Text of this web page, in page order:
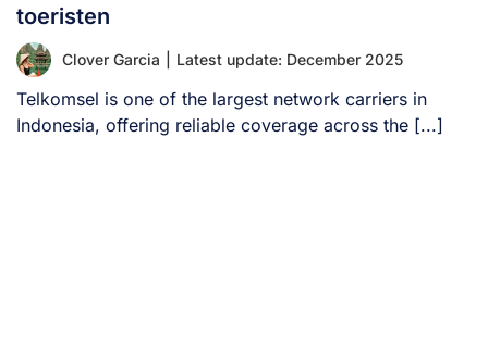
toeristen
Clover Garcia Latest update: December 2025
Telkomsel is one of the largest network carriers in
Indonesia, offering reliable coverage across the [...]